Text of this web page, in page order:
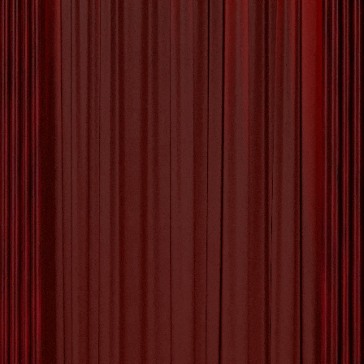
De Betoverende Wereld
van Kunst aan de Muur
De Schoonheid en Betekenis van
Kunst aan de Muur
De kunst aan de muur is een krachtig middel om een
ruimte te transformeren en persoonlijkheid toe te
voegen aan een interieur. Of het nu gaat om
schilderijen, foto’s, posters of andere artistieke
creaties, kunstwerken aan de muur hebben de unieke
eigenschap om emoties op te roepen en een verhaal te
vertellen.
Door zorgvuldig gekozen kunstwerken op te hangen,
creëer je niet alleen visuele aantrekkingskracht, maar
ook een sfeer die de stijl en smaak van de bewoner
weerspiegelt. Kunst kan dienen als blikvanger in een
ruimte of juist subtiel opgaan in het geheel, afhankelijk
van de gewenste uitstraling.